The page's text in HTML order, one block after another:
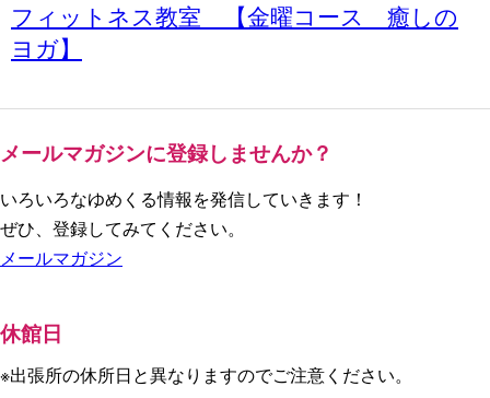
フィットネス教室 【金曜コース 癒しの
ヨガ】
メールマガジンに登録しませんか？
いろいろなゆめくる情報を発信していきます！
ぜひ、登録してみてください。
メールマガジン
休館日
※出張所の休所日と異なりますのでご注意ください。